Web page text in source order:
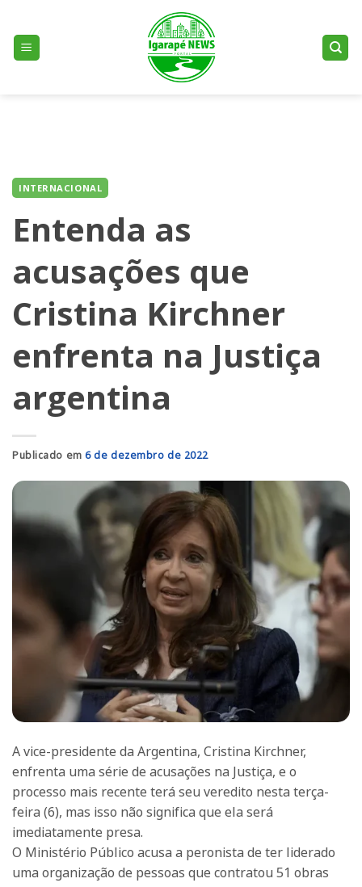
content
INTERNACIONAL
Entenda as
acusações que
Cristina Kirchner
enfrenta na Justiça
argentina
Publicado em6 de dezembro de 2022
A vice-presidente da Argentina, Cristina Kirchner,
enfrenta uma série de acusações na Justiça, e o
processo mais recente terá seu veredito nesta terça-
feira (6), mas isso não significa que ela será
imediatamente presa.
O Ministério Público acusa a peronista de ter liderado
uma organização de pessoas que contratou 51 obras